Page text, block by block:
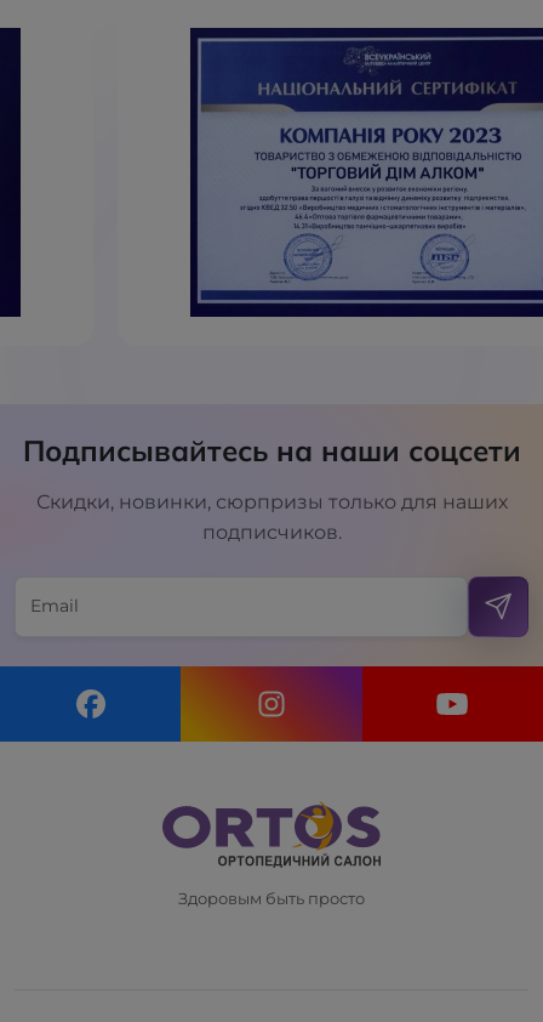
Подписывайтесь на наши соцсети
Скидки, новинки, сюрпризы только для наших
подписчиков.
Здоровым быть просто